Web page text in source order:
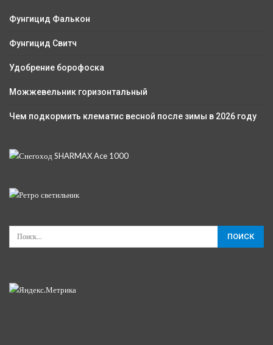
Фунгицид Фалькон
Фунгицид Свитч
Удобрение борофоска
Можжевельник горизонтальный
Чем подкормить клематис весной после зимы в 2026 году